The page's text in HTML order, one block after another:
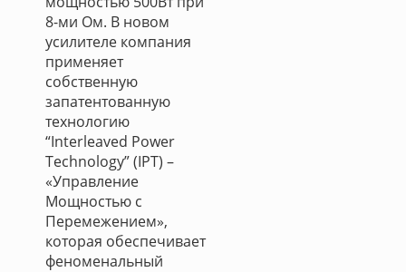
8-ми Ом. В новом
усилителе компания
применяет
собственную
запатентованную
технологию
“Interleaved Power
Technology” (IPT) –
«Управление
Мощностью с
Перемежением»,
которая обеспечивает
феноменальный